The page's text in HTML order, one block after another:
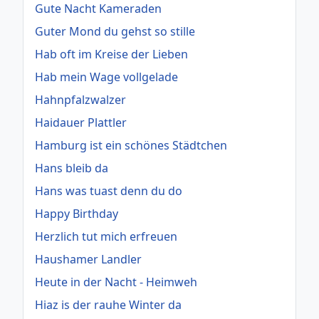
Gute Nacht Kameraden
Guter Mond du gehst so stille
Hab oft im Kreise der Lieben
Hab mein Wage vollgelade
Hahnpfalzwalzer
Haidauer Plattler
Hamburg ist ein schönes Städtchen
Hans bleib da
Hans was tuast denn du do
Happy Birthday
Herzlich tut mich erfreuen
Haushamer Landler
Heute in der Nacht - Heimweh
Hiaz is der rauhe Winter da